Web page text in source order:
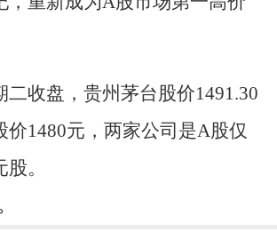
二收盘，贵州茅台股价1491.30
价1480元，两家公司是A股仅
。